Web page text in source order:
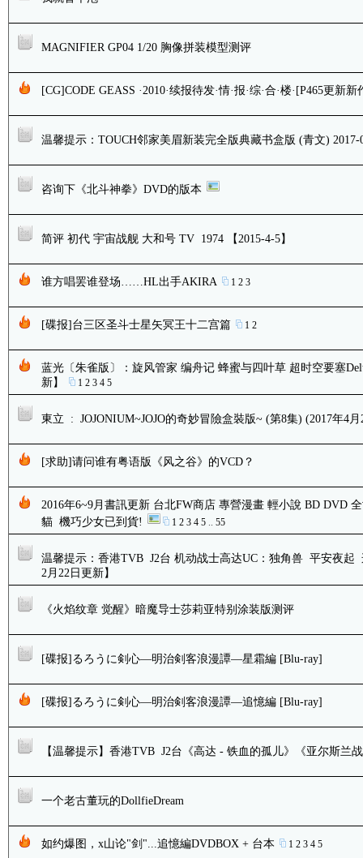
MAGNIFIER GP04 1/20 胸像拼装模型测评
[CG]CODE GEASS ·2010·续报待发·情·报·综·合·楼·[P465更新
温馨提示：TOUCH邻家美眉新装完全版典藏书盒版 (青文) 2017-
咨询下《北斗神拳》DVD的版本
简评 初代 宇宙战舰 大和号 TV 1974 【2015-4-5】
谁方唱罢谁登场……HL出手AKIRA 1 2 3
[碟报]台三区圣斗士星矢冥王十二宫篇 1 2
蓝光〔朱雀版〕：旋风管家 编舟记 蜂蜜与四叶草 超时空要塞
新】
1 2 3 4 5
東立 : JOJONIUM~JOJO的奇妙冒險盒裝版~ (第8集) (2017年4
[求助]请问谁有粤语版《风之谷》的VCD？
2016年6~9月書訊更新 台北FW商店 專營漫畫 輕小說 BD DVD
貓 機巧少女已到貨!
1 2 3 4 5.. 55
温馨提示：香港TVB J2台 机动战士高达UC：独角兽 平安夜起
2月22日更新】
《火焰纹章 觉醒》暗魔导士莎莉亚特别涂装版测评
[碟报]るろうに剣心―明治剣客浪漫譚―星霜編 [Blu-ray]
[碟报]るろうに剣心―明治剣客浪漫譚―追憶編 [Blu-ray]
【温馨提示】香港TVB J2台《高达 - 铁血的孤儿》《亚尔斯兰
一个老古董玩的DollfieDream
如约爆图，x山论"剑"...追憶編DVDBOX + 台本 1 2 3 4 5